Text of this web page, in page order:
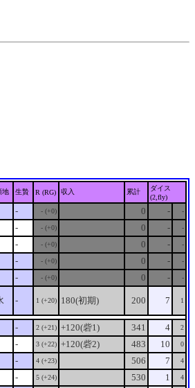
地 生贄 R (RG) 収入 累計
ダイス
(2,fly)
- - (+0) 0 - -
- - (+0) 0 - -
- - (+0) 0 - -
- - (+0) 0 - -
- - (+0) 0 - -
- 1 (+20) 180(初期) 200 7 1
- 2 (+21) +120(砦1) 341 4 2
- 3 (+22) +120(砦2) 483 10 0
- 4 (+23) 506 7 4
- 5 (+24) 530 1 4